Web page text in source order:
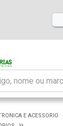
E ACESSORIO